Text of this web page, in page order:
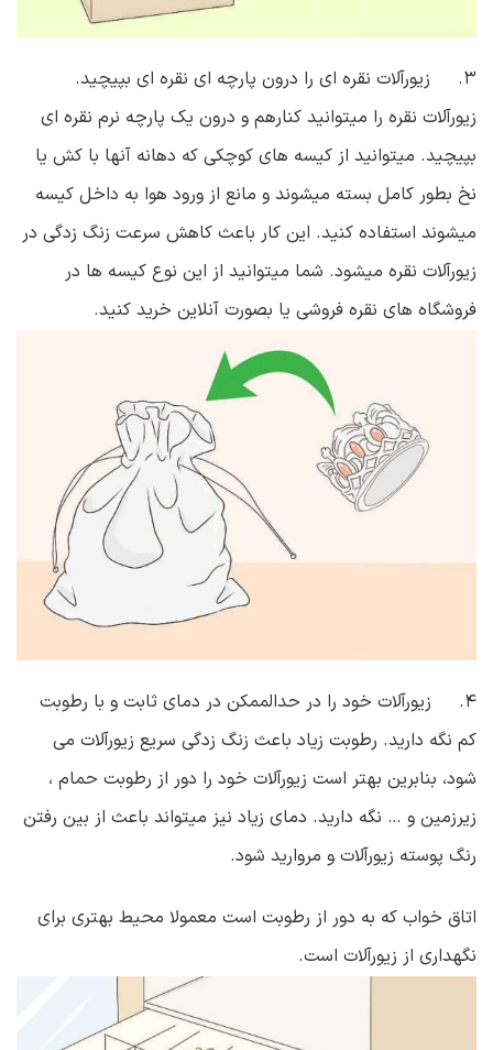
۳. زیورآلات نقره ای را درون پارچه ای نقره ای بپیچید.
زیورآلات نقره را میتوانید کنارهم و درون یک پارچه نرم نقره ای
بپیچید. میتوانید از کیسه های کوچکی که دهانه آنها با کش یا
نخ بطور کامل بسته میشوند و مانع از ورود هوا به داخل کیسه
میشوند استفاده کنید. این کار باعث کاهش سرعت زنگ زدگی در
زیورآلات نقره میشود. شما میتوانید از این نوع کیسه ها در
فروشگاه های نقره فروشی یا بصورت آنلاین خرید کنید.
۴. زیورآلات خود را در حدالممکن در دمای ثابت و با رطوبت
کم نگه دارید. رطوبت زیاد باعث زنگ زدگی سریع زیورآلات می
شود، بنابرین بهتر است زیورآلات خود را دور از رطوبت حمام ،
زیرزمین و … نگه دارید. دمای زیاد نیز میتواند باعث از بین رفتن
رنگ پوسته زیورآلات و مروارید شود.
اتاق خواب که به دور از رطوبت است معمولا محیط بهتری برای
نگهداری از زیورآلات است.